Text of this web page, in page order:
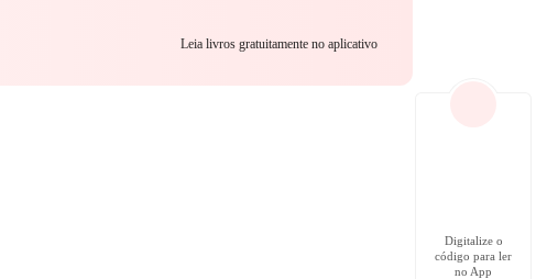
Leia livros gratuitamente no aplicativo
Digitalize o
código para ler
no App